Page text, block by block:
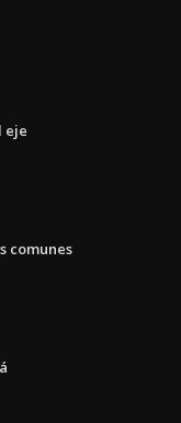
eje
comunes